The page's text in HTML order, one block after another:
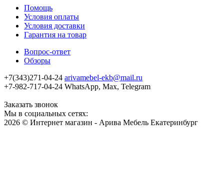
Помощь
Условия оплаты
Условия доставки
Гарантия на товар
Вопрос-ответ
Обзоры
+7(343)271-04-24 arivamebel-ekb@mail.ru
+7-982-717-04-24 WhatsApp, Max, Telegram
Заказать звонок
Мы в социальных сетях:
2026 © Интернет магазин - Арива Мебель Екатеринбург